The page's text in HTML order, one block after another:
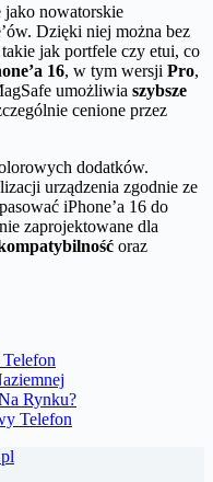
jako nowatorskie
Dzięki niej można bez
jak portfele czy etui, co
16, w tym wersji Pro,
umożliwia szybsze
cenione przez
dodatków.
urządzenia zgodnie ze
iPhone’a 16 do
zaprojektowane dla
oraz
Rynku?
Telefon